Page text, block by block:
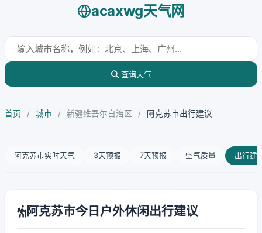
acaxwg天气网
查询天气
首页 / 城市 / 新疆维吾尔自治区 / 阿克苏市出行建议
阿克苏市实时天气 3天预报 7天预报 空气质量 出行建
阿克苏市今日户外休闲出行建议